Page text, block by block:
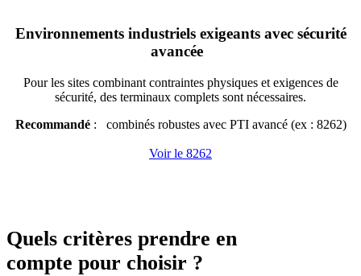
Environnements industriels exigeants avec sécurité
avancée
Pour les sites combinant contraintes physiques et exigences de
sécurité, des terminaux complets sont nécessaires.
Recommandé: combinés robustes avec PTI avancé (ex : 8262)
Voir le 8262
Quels critères prendre en
compte pour choisir ?